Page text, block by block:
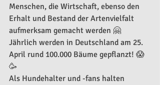
Menschen, die Wirtschaft, ebenso den
Erhalt und Bestand der Artenvielfalt
aufmerksam gemacht werden 🤗
Jährlich werden in Deutschland am 25.
April rund 100.000 Bäume gepflanzt! 😱
🥳
Als Hundehalter und -fans halten